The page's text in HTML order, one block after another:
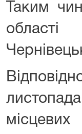
Таким
місцевих